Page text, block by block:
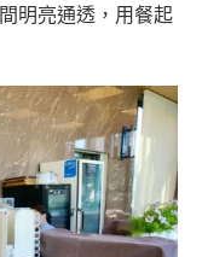
明亮通透，用餐起